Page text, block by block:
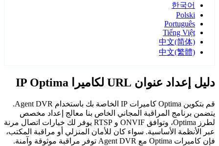
한국어
Polski
Português
Tiếng Việt
中文(简体)
中文(繁體)
دليل إعداد عنوان URL لكاميرا IP Optima
قم بتكوين Optima كاميرات IP الخاصة بك باستخدام Agent DVR.
يتضمن برنامج المراقبة المجاني الخاص بنا معالج إعداد مخصص
لطرز Optima، وتوافق ONVIF و RTSP يوفر لك خيارات اتصال مرنة
عبر الأنظمة الأساسية. سواء كان للأمان المنزلي أو مراقبة المكتب،
فإن كاميرات Optima مع Agent DVR توفر مراقبة موثوقة وآمنة.